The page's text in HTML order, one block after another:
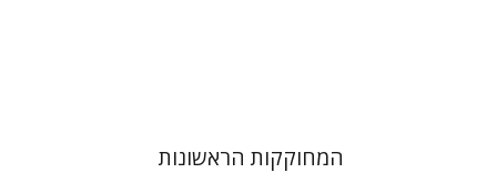
המחוקקות הראשונות